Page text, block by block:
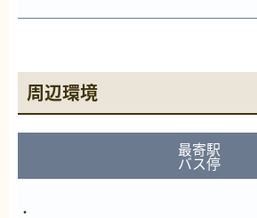
周辺環境
最寄駅
バス停